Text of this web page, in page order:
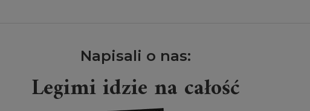
Napisali o nas:
Legimi idzie na całość